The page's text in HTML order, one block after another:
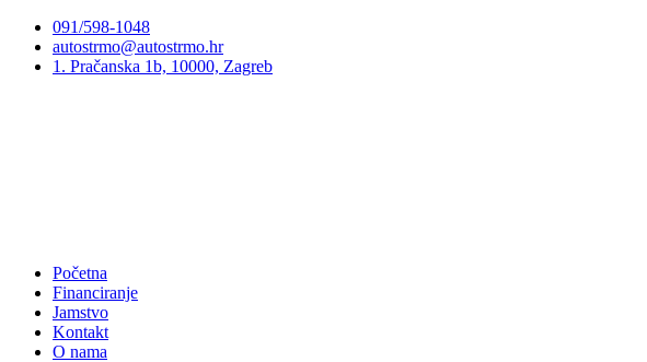
Preskoči
sadržaj
091/598-1048
autostrmo@autostrmo.hr
1. Pračanska 1b, 10000, Zagreb
Početna
Financiranje
Jamstvo
Kontakt
O nama